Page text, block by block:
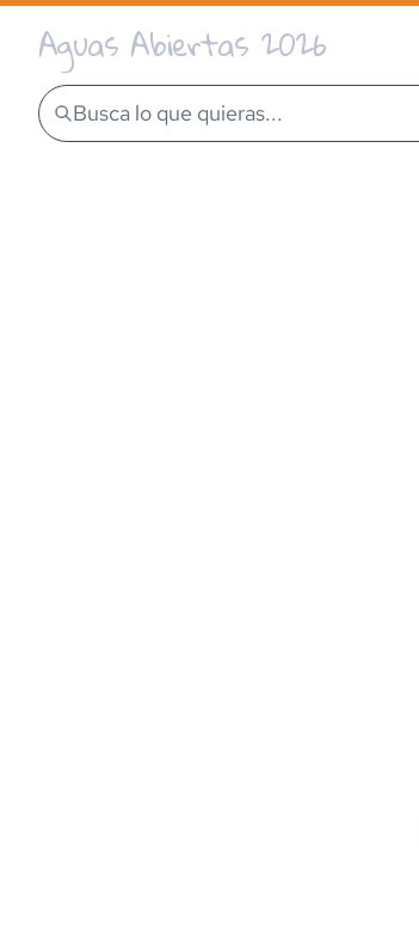
Aguas Abiertas 2026
Busca lo que quieras...